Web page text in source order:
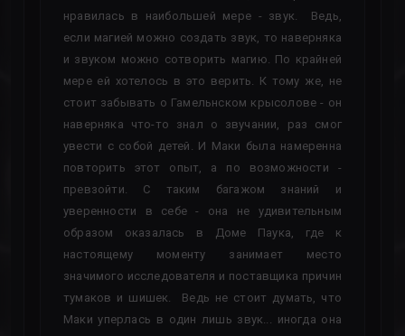
нравилась в наибольшей мере - звук. Ведь,
если магией можно создать звук, то наверняка
и звуком можно сотворить магию. По крайней
мере ей хотелось в это верить. К тому же, не
стоит забывать о Гамельнском крысолове - он
наверняка что-то знал о звучании, раз смог
увести с собой детей. И Маки была намеренна
повторить этот опыт, а по возможности -
превзойти. С таким багажом знаний и
уверенности в себе - она не удивительным
образом оказалась в Доме Паука, где к
настоящему моменту занимает место
значимого исследователя и поставщика причин
тумаков и шишек. Ведь не стоит думать, что
Маки уперлась в один лишь звук... иногда она